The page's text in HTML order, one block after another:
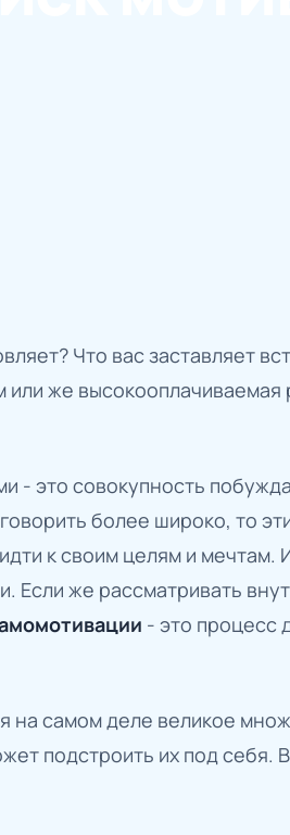
Что вас заставляет
или же
- это совокупность
более широко, то
к своим целям и мечтам.
Если же рассматривать
- это процесс
на самом деле великое
подстроить их под себя.